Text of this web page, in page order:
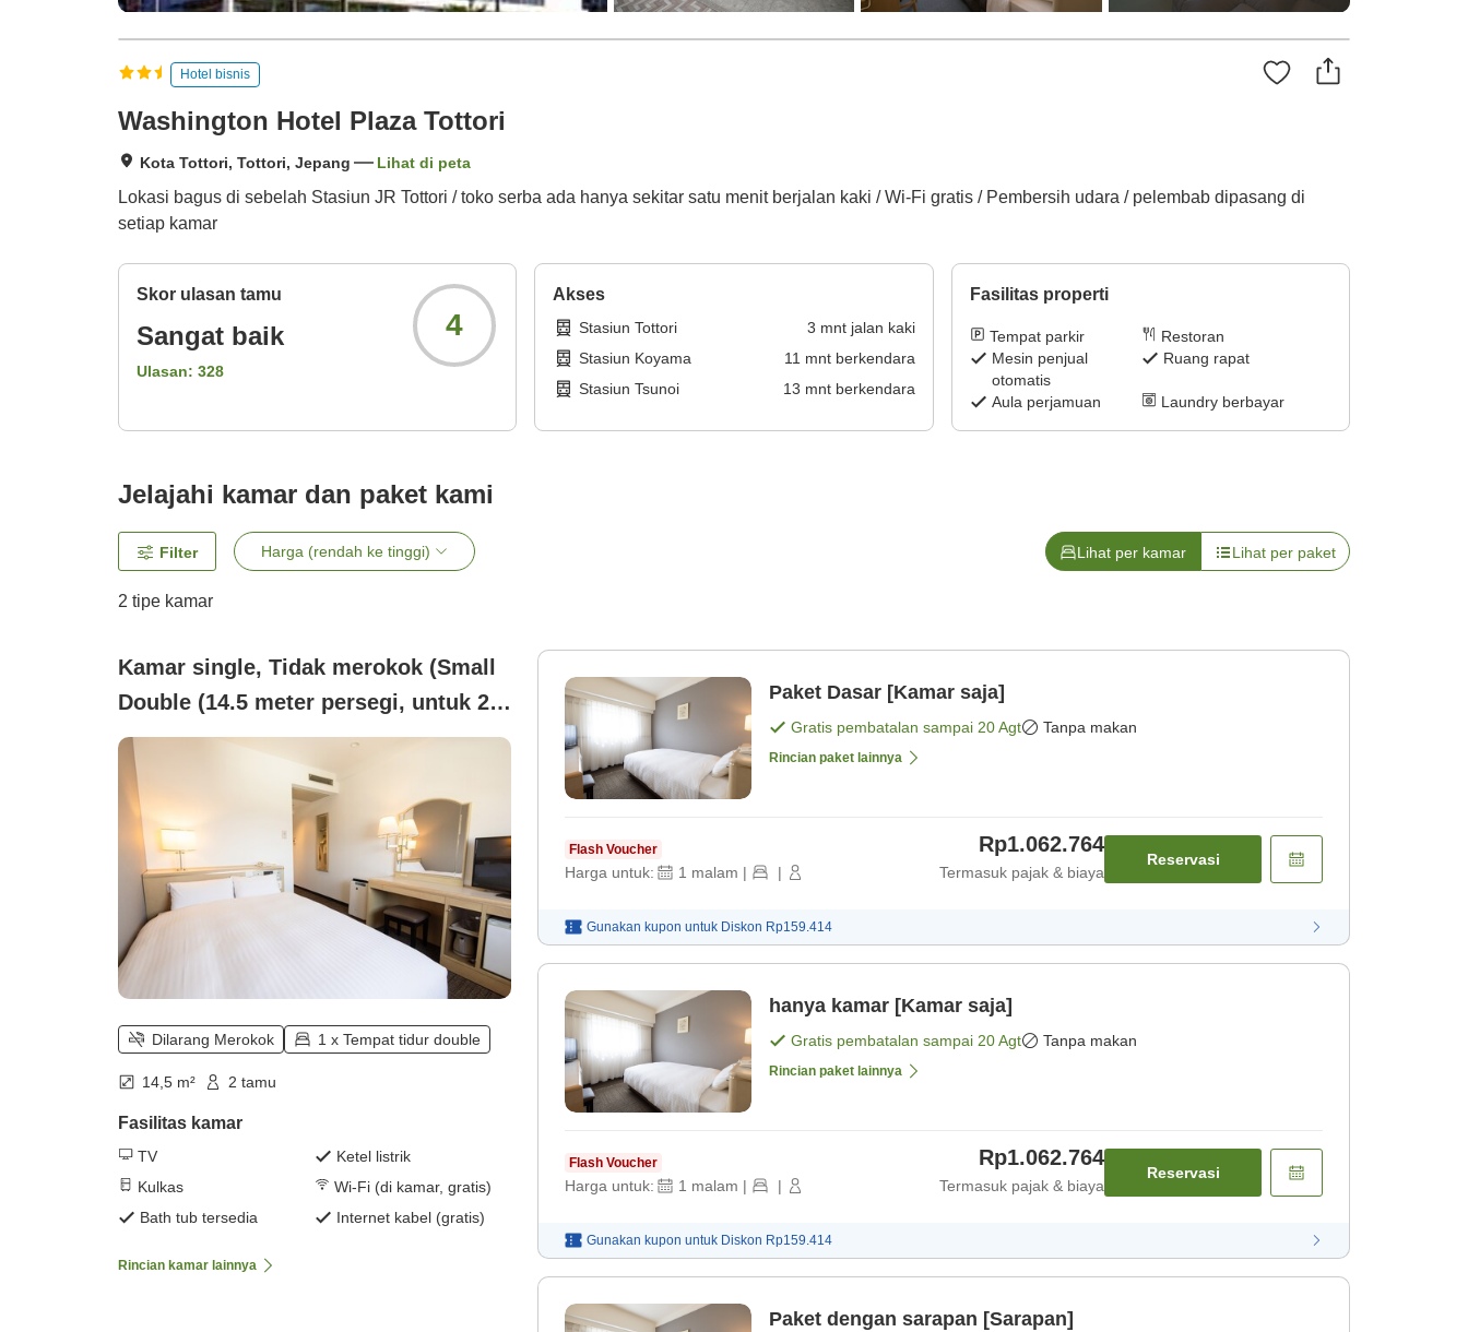
Hotel bisnis
Washington Hotel Plaza Tottori
Kota Tottori, Tottori, Jepang Lihat di peta
Lokasi bagus di sebelah Stasiun JR Tottori / toko serba ada hanya sekitar satu menit berjalan kaki / Wi-Fi gratis / Pembersih udara / pelembab dipasang di
setiap kamar
Skor ulasan tamu
Sangat baik
Ulasan: 328
4
Akses
Stasiun Tottori 3 mnt jalan kaki
Stasiun Koyama
11 mnt berkendara
Stasiun Tsunoi
13 mnt berkendara
Fasilitas properti
Tempat parkir
Restoran
Mesin penjual
otomatis
Ruang rapat
Aula perjamuan Laundry berbayar
Jelajahi kamar dan paket kami
Filter Harga (rendah ke tinggi) Lihat per kamar Lihat per paket
2 tipe kamar
Kamar single, Tidak merokok (Small
Double (14.5 meter persegi, untuk 2
orang))
Dilarang Merokok 1 x Tempat tidur double
14,5 m² 2 tamu
Fasilitas kamar
TV
Ketel listrik
Kulkas
Wi-Fi (di kamar, gratis)
Bath tub tersedia
Internet kabel (gratis)
Rincian kamar lainnya
Paket Dasar [Kamar saja]
Gratis pembatalan sampai 20 Agt Tanpa makan
Rincian paket lainnya
Flash Voucher
Harga untuk: 1 malam | |
Rp1.062.764
Termasuk pajak & biaya
Reservasi
Gunakan kupon untuk Diskon Rp159.414
hanya kamar [Kamar saja]
Gratis pembatalan sampai 20 Agt Tanpa makan
Rincian paket lainnya
Flash Voucher
Harga untuk: 1 malam | |
Rp1.062.764
Termasuk pajak & biaya
Reservasi
Gunakan kupon untuk Diskon Rp159.414
Paket dengan sarapan [Sarapan]